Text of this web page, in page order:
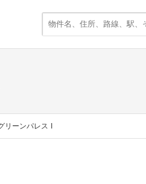
リーンパレス I